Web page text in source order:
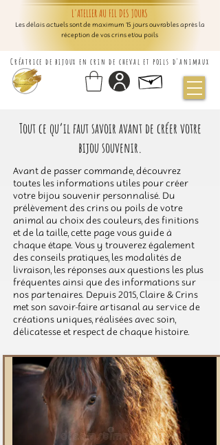
L'ATELIER AU FIL DES JOURS
Les délais actuels sont de maximum 15 jours ouvrables après la
réception de vos crins et/ou poils
Créatrice de bijoux en crin de cheval et poils d'animaux
Tout ce qu’il faut savoir avant de créer votre
bijou souvenir.
Avant de passer commande, découvrez
toutes les informations utiles pour créer
votre bijou souvenir personnalisé. Du
prélèvement des crins ou poils de votre
animal au choix des couleurs, des finitions
et de la taille, cette page vous guide à
chaque étape. Vous y trouverez également
des conseils pratiques, les modalités de
livraison, les réponses aux questions les plus
fréquentes ainsi que des informations sur
nos partenaires. Depuis 2015, Claire & Crins
met son savoir-faire artisanal au service de
créations uniques, réalisées avec soin,
délicatesse et respect de chaque histoire.